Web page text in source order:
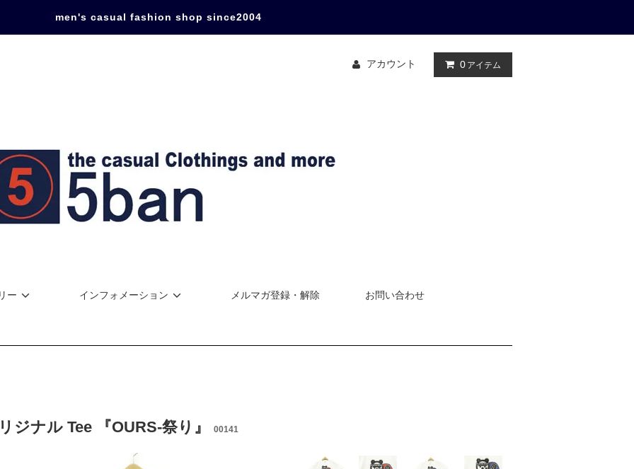
men's casual fashion shop since2004
アカウント 0 アイテム
ー インフォメーション メルマガ登録・解除 お問い合わせ
ジナル Tee 『OURS-祭り』 00141